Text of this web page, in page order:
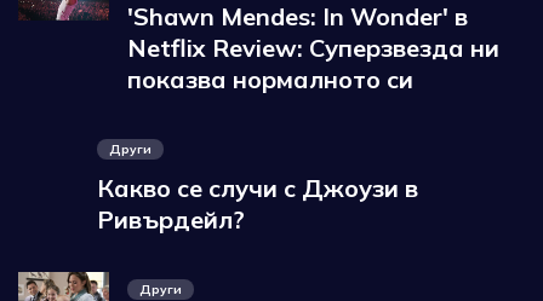
'Shawn Mendes: In Wonder' в
Netflix Review: Суперзвезда ни
показва нормалното си
Други
Какво се случи с Джоузи в
Ривърдейл?
Други